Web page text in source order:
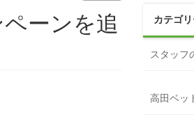
ーンを追
カテゴ
スタッフ
高田ベッ